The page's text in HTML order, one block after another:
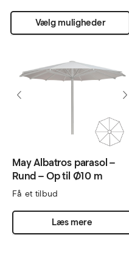
Vælg muligheder
May Albatros parasol –
Rund – Op til Ø10 m
Få et tilbud
Læs mere